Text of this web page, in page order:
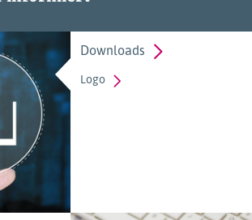
Downloads
Logo